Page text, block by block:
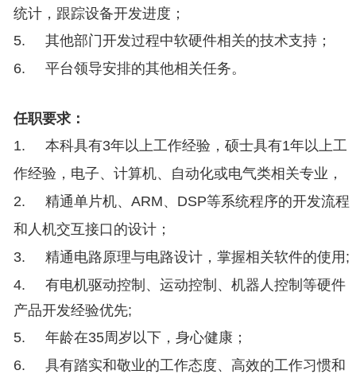
统计，跟踪设备开发进度；
5.
其他部门开发过程中软硬件相关的技术支持；
6.
平台领导安排的其他相关任务。
任职要求：
1.
本科具有3年以上工作经验 ，硕士具有1年以上工
作经验 ，电子、计算机、自动化或电气类相关专业，
2.
精通单片机、 ARM、 DSP等系统程序的开发流程
和人机交互接口的设计；
3.
精通电路原理与电路设计，掌握相关软件的使用;
4.
有电机驱动控制、运动控制、机器人控制等硬件
产品开发经验优先;
5.
年龄在35周岁以下，身心健康；
6.
具有踏实和敬业的工作态度、高效的工作习惯和